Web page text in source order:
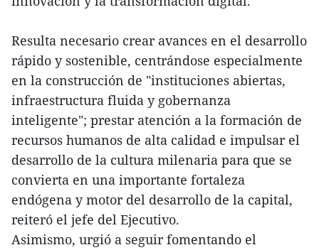
Resulta necesario crear avances en el desarrollo
rápido y sostenible, centrándose especialmente
en la construcción de "instituciones abiertas,
infraestructura fluida y gobernanza
inteligente"; prestar atención a la formación de
recursos humanos de alta calidad e impulsar el
desarrollo de la cultura milenaria para que se
convierta en una importante fortaleza
endógena y motor del desarrollo de la capital,
reiteró el jefe del Ejecutivo.
Asimismo, urgió a seguir fomentando el